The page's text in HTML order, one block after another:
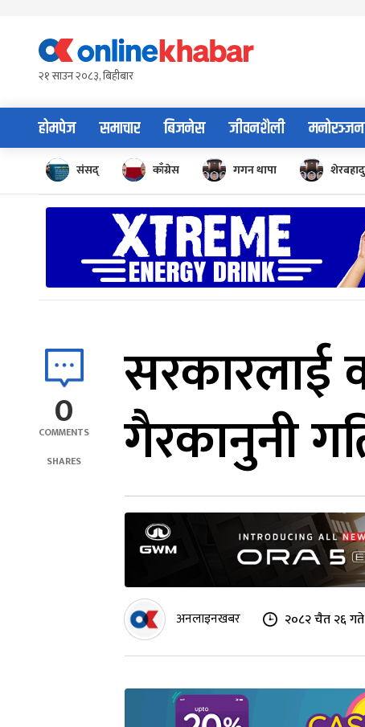
content२१ साउन २०८३, बिहीबार
होमपेज समाचार बिजनेस जीवनशैली मनोरञ्जन
संसद् काँग्रेस गगन थापा
0
COMMENTS
SHARES
सरकारलाई
गैरकानुनी
अनलाइनखबर २०८२ चैत २६